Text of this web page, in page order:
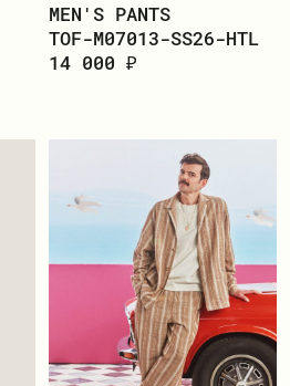
MEN'S PANTS
TOF-M07013-SS26-HTL
14 000 ₽